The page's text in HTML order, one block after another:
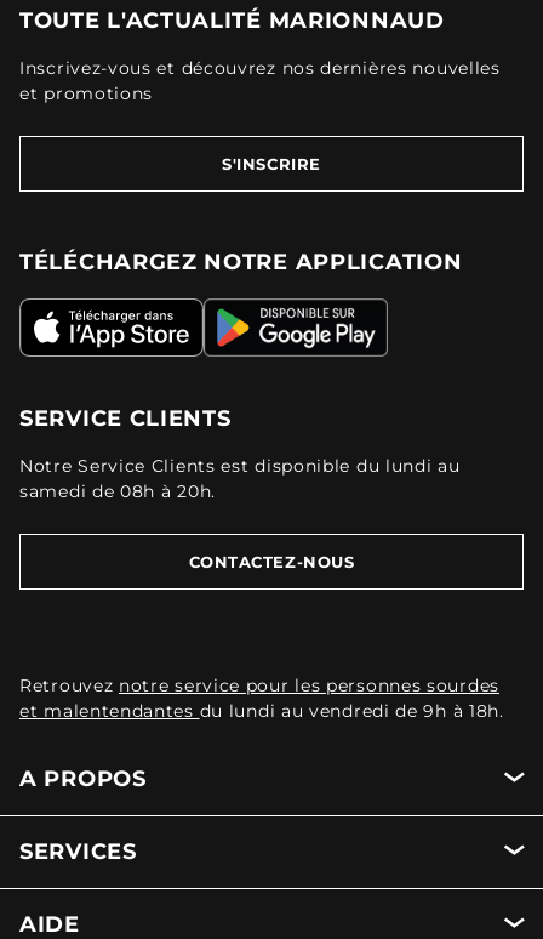
TOUTE L'ACTUALITÉ MARIONNAUD
Inscrivez-vous et découvrez nos dernières nouvelles
et promotions
S'INSCRIRE
TÉLÉCHARGEZ NOTRE APPLICATION
SERVICE CLIENTS
Notre Service Clients est disponible du lundi au
samedi de 08h à 20h.
CONTACTEZ-NOUS
Retrouvez notre service pour les personnes sourdes
et malentendantes du lundi au vendredi de 9h à 18h.
A PROPOS
SERVICES
AIDE